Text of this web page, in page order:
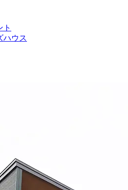
ト
ハウス